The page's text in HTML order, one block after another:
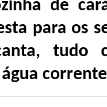
de
para os
tudo